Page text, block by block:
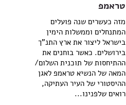
טראמפ
מזה כעשרים שנה פועלים
המתנחלים וממשלות הימין
בישראל ליצור את ארץ התנ"ך
בירושלים. כאשר בוחנים את
ההתיחסות של תוכנית השלום/
המאה של הנשיא טראמפ לאגן
ההיסטורי של העיר העתיקה,
רואים שלפנינו...